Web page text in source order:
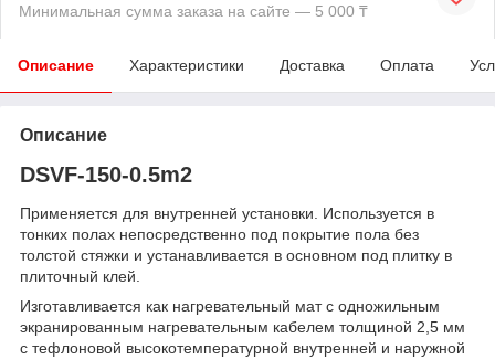
Минимальная сумма заказа на сайте — 5 000 ₸
Описание Характеристики Доставка Оплата
Описание
DSVF-150-0.5m2
Применяется для внутренней установки. Используется в
тонких полах непосредственно под покрытие пола без
толстой стяжки и устанавливается в основном под плитку в
плиточный клей.
Изготавливается как нагревательный мат с одножильным
экранированным нагревательным кабелем толщиной 2,5 мм
с тефлоновой высокотемпературной внутренней и наружной